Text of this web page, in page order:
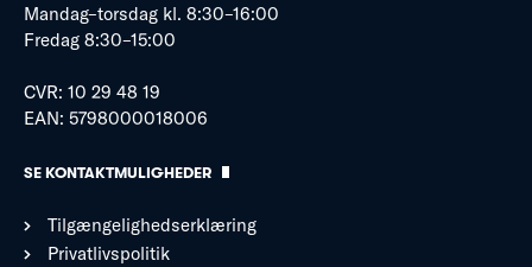
Mandag–torsdag kl. 8:30–16:00
Fredag 8:30–15:00
CVR: 10 29 48 19
EAN: 5798000018006
SE KONTAKTMULIGHEDER
Tilgængelighedserklæring
Privatlivspolitik